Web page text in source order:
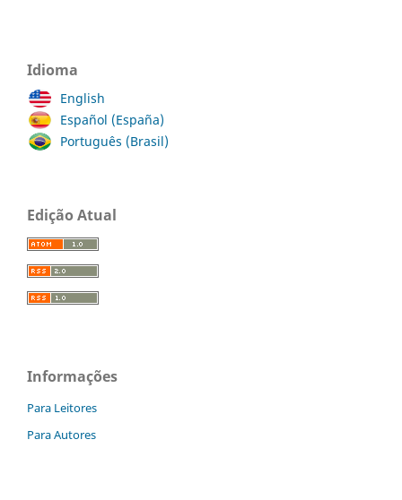
Idioma
English
Español (España)
Português (Brasil)
Edição Atual
Informações
Para Leitores
Para Autores